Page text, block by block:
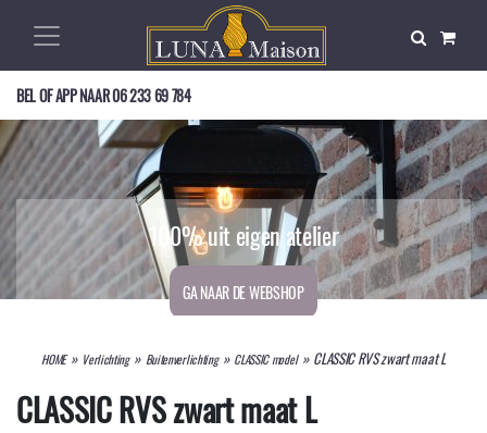
BEL OF APP NAAR06 233 69 784
Exclusief, nostalgisch, en duurzaam!
GA NAAR DE WEBSHOP
Op zoek naar een mooie buitenlamp?
GA NAAR DE WEBSHOP
100% uit eigen atelier
GA NAAR DE WEBSHOP
HOME» Verlichting» Buitenverlichting» CLASSIC model » CLASSIC RVS zwart maat L
CLASSIC RVS zwart maat L